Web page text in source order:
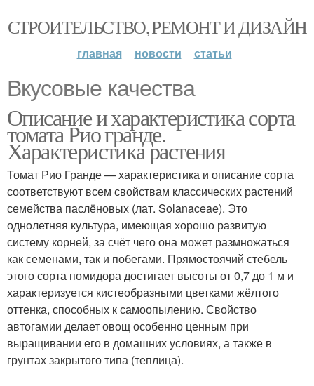
СТРОИТЕЛЬСТВО, РЕМОНТ И ДИЗАЙН
главная новости статьи
Вкусовые качества
Описание и характеристика сорта
томата Рио гранде.
Характеристика растения
Томат Рио Гранде — характеристика и описание сорта
соответствуют всем свойствам классических растений
семейства паслёновых (лат. Solanaceae). Это
однолетняя культура, имеющая хорошо развитую
систему корней, за счёт чего она может размножаться
как семенами, так и побегами. Прямостоячий стебель
этого сорта помидора достигает высоты от 0,7 до 1 м и
характеризуется кистеобразными цветками жёлтого
оттенка, способных к самоопылению. Свойство
автогамии делает овощ особенно ценным при
выращивании его в домашних условиях, а также в
грунтах закрытого типа (теплица).